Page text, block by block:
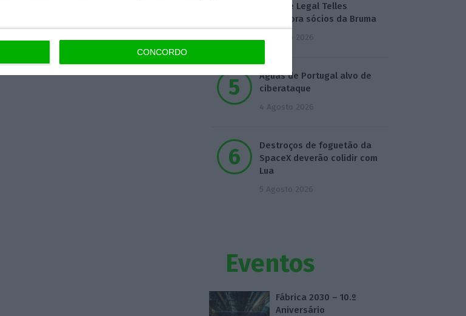
CONCORDO
Deloitte Legal Telles
assessora sócios da Bruma
4 Agosto 2026
Águas de Portugal alvo de
ciberataque
4 Agosto 2026
Destroços de foguetão da
SpaceX deverão colidir com
Lua
5 Agosto 2026
Eventos
Fábrica 2030 – 10.º
Aniversário